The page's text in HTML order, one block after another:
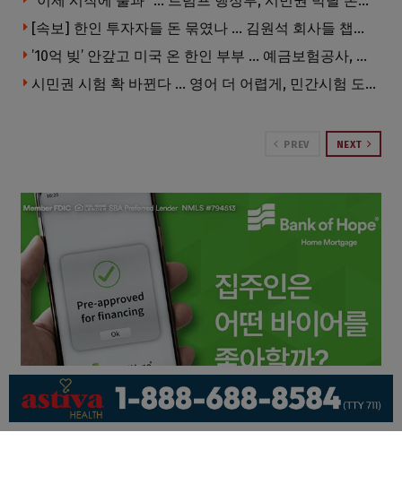
[속보] 한인 투자자들 돈 묶였나 … 김원석 회사들 챕터7 강제파산·자진파산 잇따라 신청
’10억 빚’ 안갚고 미국 온 한인 부부 … 예금보험공사, 미국서 소송
시민권 시험 확 바뀐다 … 영어 더 어렵게, 민간시험 도입 추진
PREV NEXT